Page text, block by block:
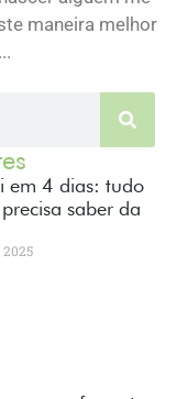
maneira melhor
em 4 dias: tudo
saber da